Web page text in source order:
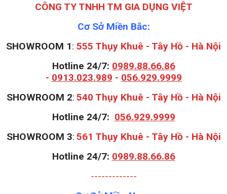
CÔNG TY TNHH TM GIA DỤNG VIỆT
Cơ Sở Miền Bắc:
SHOWROOM 1: 555 Thụy Khuê - Tây Hồ - Hà Nội
Hotline 24/7: 0989.88.66.86
- 0913.023.989 - 056.929.9999
SHOWROOM 2: 540 Thụy Khuê - Tây Hồ - Hà Nội
Hotline 24/7: 056.929.9999
SHOWROOM 3: 561 Thụy Khuê - Tây Hồ - Hà Nội
Hotline 24/7: 0989.88.66.86
-------------